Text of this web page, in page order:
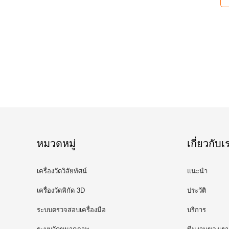
หมวดหมู่
เครื่องวัดวิสัยทัศน์
เครื่องวัดพิกัด 3D
ระบบตรวจสอบเครื่องมือ
เกี่ยวกับเ
แนะนำ
ประวัติ
บริการ